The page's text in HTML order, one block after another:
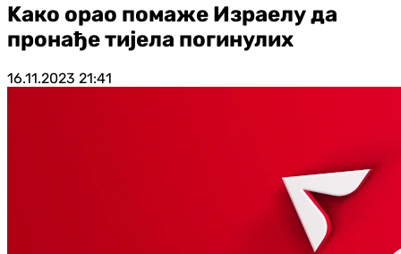
Kако орао помаже Израелу да
пронађе тијела погинулих
16.11.2023 21:41